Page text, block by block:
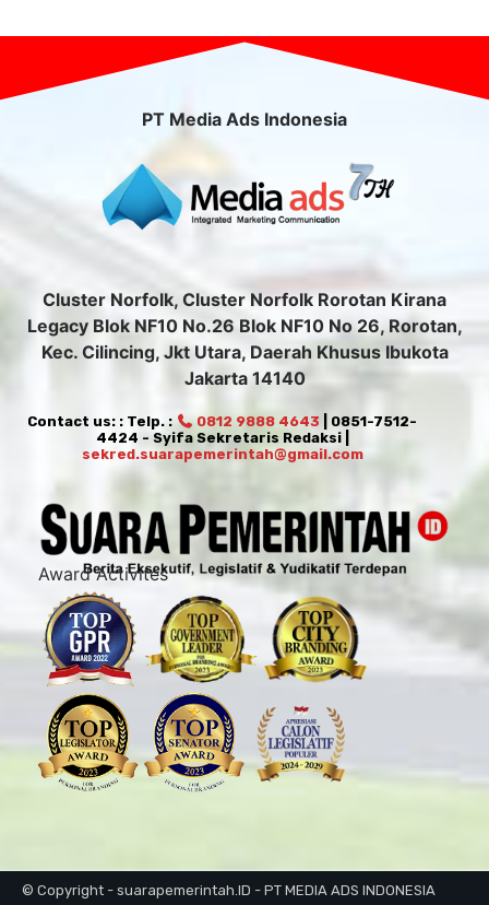
PT Media Ads Indonesia
Cluster Norfolk, Cluster Norfolk Rorotan Kirana
Legacy Blok NF10 No.26 Blok NF10 No 26, Rorotan,
Kec. Cilincing, Jkt Utara, Daerah Khusus Ibukota
Jakarta 14140
Contact us: : Telp. : 0812 9888 4643 | 0851-7512-
4424 - Syifa Sekretaris Redaksi |
sekred.suarapemerintah@gmail.com
Award Activites
© Copyright - suarapemerintah.ID - PT MEDIA ADS INDONESIA